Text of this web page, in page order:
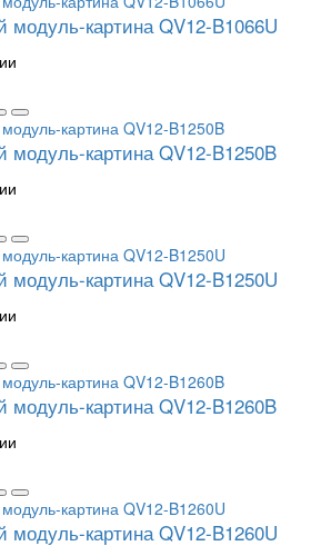
картина QV12-B1066U
картина QV12-B1250B
картина QV12-B1250U
картина QV12-B1260B
картина QV12-B1260U